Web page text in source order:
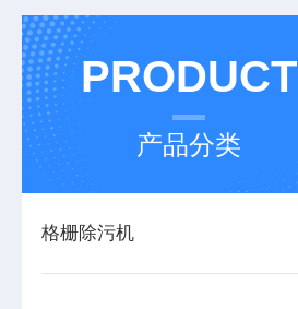
PRODUCT
产品分类
格栅除污机